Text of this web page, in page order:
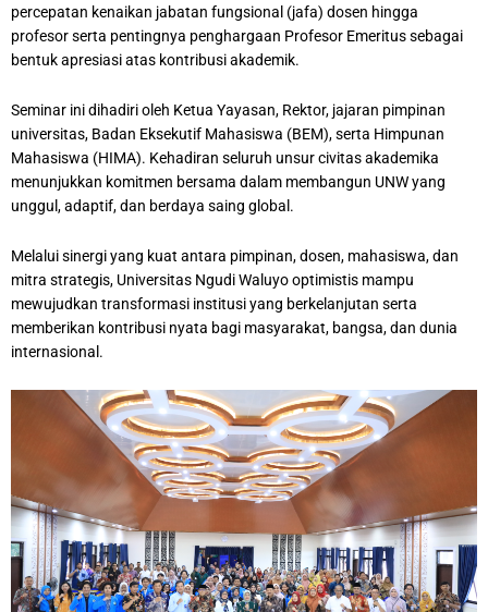
percepatan kenaikan jabatan fungsional (jafa) dosen hingga
profesor serta pentingnya penghargaan Profesor Emeritus sebagai
bentuk apresiasi atas kontribusi akademik.
Seminar ini dihadiri oleh Ketua Yayasan, Rektor, jajaran pimpinan
universitas, Badan Eksekutif Mahasiswa (BEM), serta Himpunan
Mahasiswa (HIMA). Kehadiran seluruh unsur civitas akademika
menunjukkan komitmen bersama dalam membangun UNW yang
unggul, adaptif, dan berdaya saing global.
Melalui sinergi yang kuat antara pimpinan, dosen, mahasiswa, dan
mitra strategis, Universitas Ngudi Waluyo optimistis mampu
mewujudkan transformasi institusi yang berkelanjutan serta
memberikan kontribusi nyata bagi masyarakat, bangsa, dan dunia
internasional.